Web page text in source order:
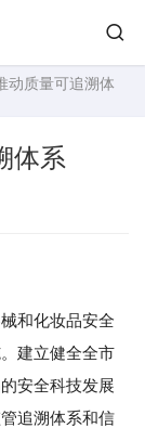
动质量可追溯体
体系
和化妆品安全
建立健全全市
安全科技发展
追溯体系和信